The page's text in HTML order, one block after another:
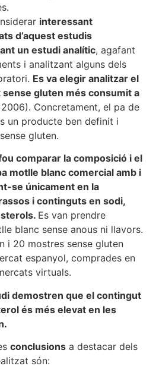
interessant
d’aquest estudis
un estudi analític, agafant
i analitzant alguns dels
Es va elegir analitzar el
sense gluten més consumit a
Concretament, el pa de
un producte ben definit i
gluten.
comparar la composició i el
motlle blanc comercial amb i
se únicament en la
i continguts en sodi,
Es van prendre
blanc sense anous ni llavors.
i 20 mostres sense gluten
espanyol, comprades en
virtuals.
demostren que el contingut
és més elevat en les
conclusions a destacar dels
són: